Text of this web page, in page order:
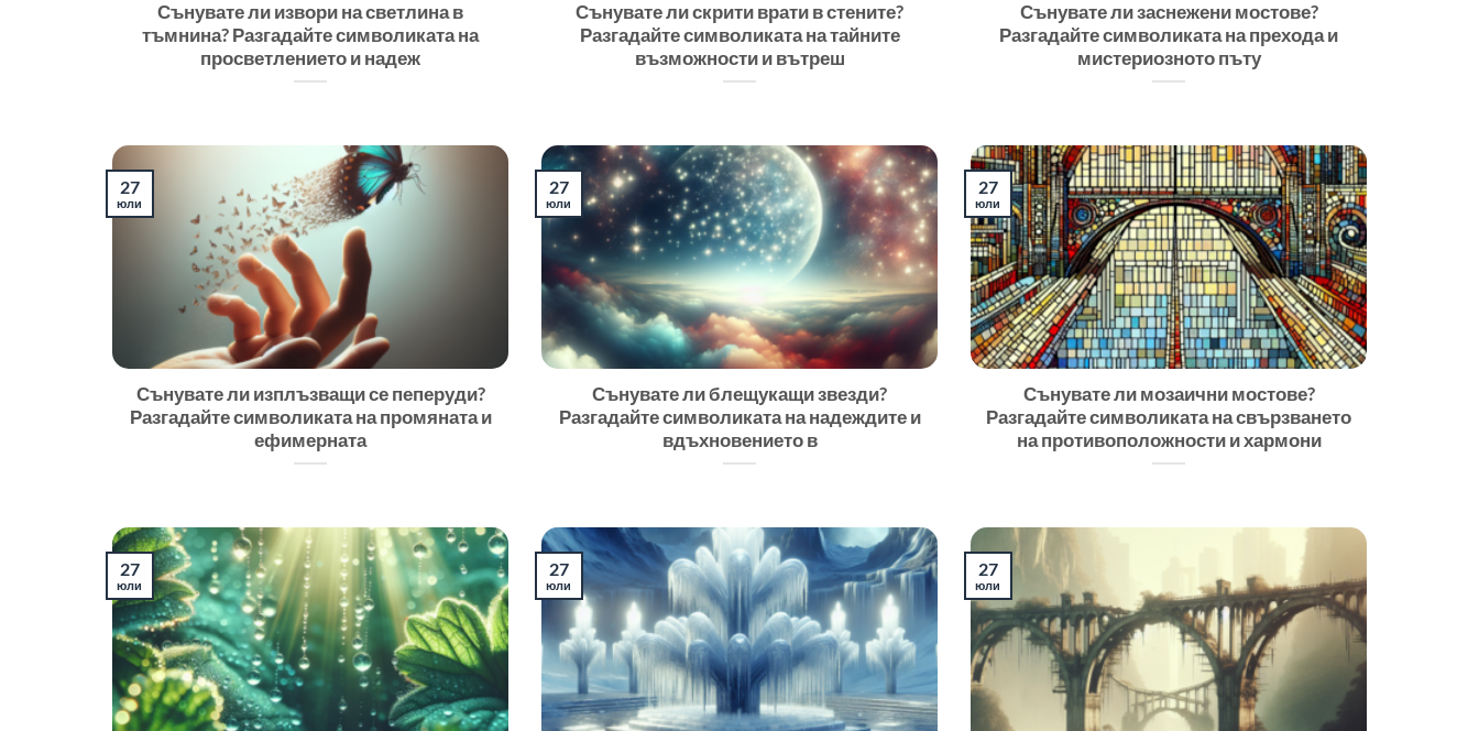
Сънувате ли извори на светлина в
тъмнина? Разгадайте символиката на
просветлението и надеж
Сънувате ли скрити врати в стените?
Разгадайте символиката на тайните
възможности и вътреш
Сънувате ли заснежени мостове?
Разгадайте символиката на прехода и
мистериозното пъту
Сънувате ли изплъзващи се пеперуди?
Разгадайте символиката на промяната и
ефимерната
27
юли
Сънувате ли блещукащи звезди?
Разгадайте символиката на надеждите и
вдъхновението в
27
юли
Сънувате ли мозаични мостове?
Разгадайте символиката на свързването
на противоположности и хармони
27
юли
27
юли
27
юли
27
юли